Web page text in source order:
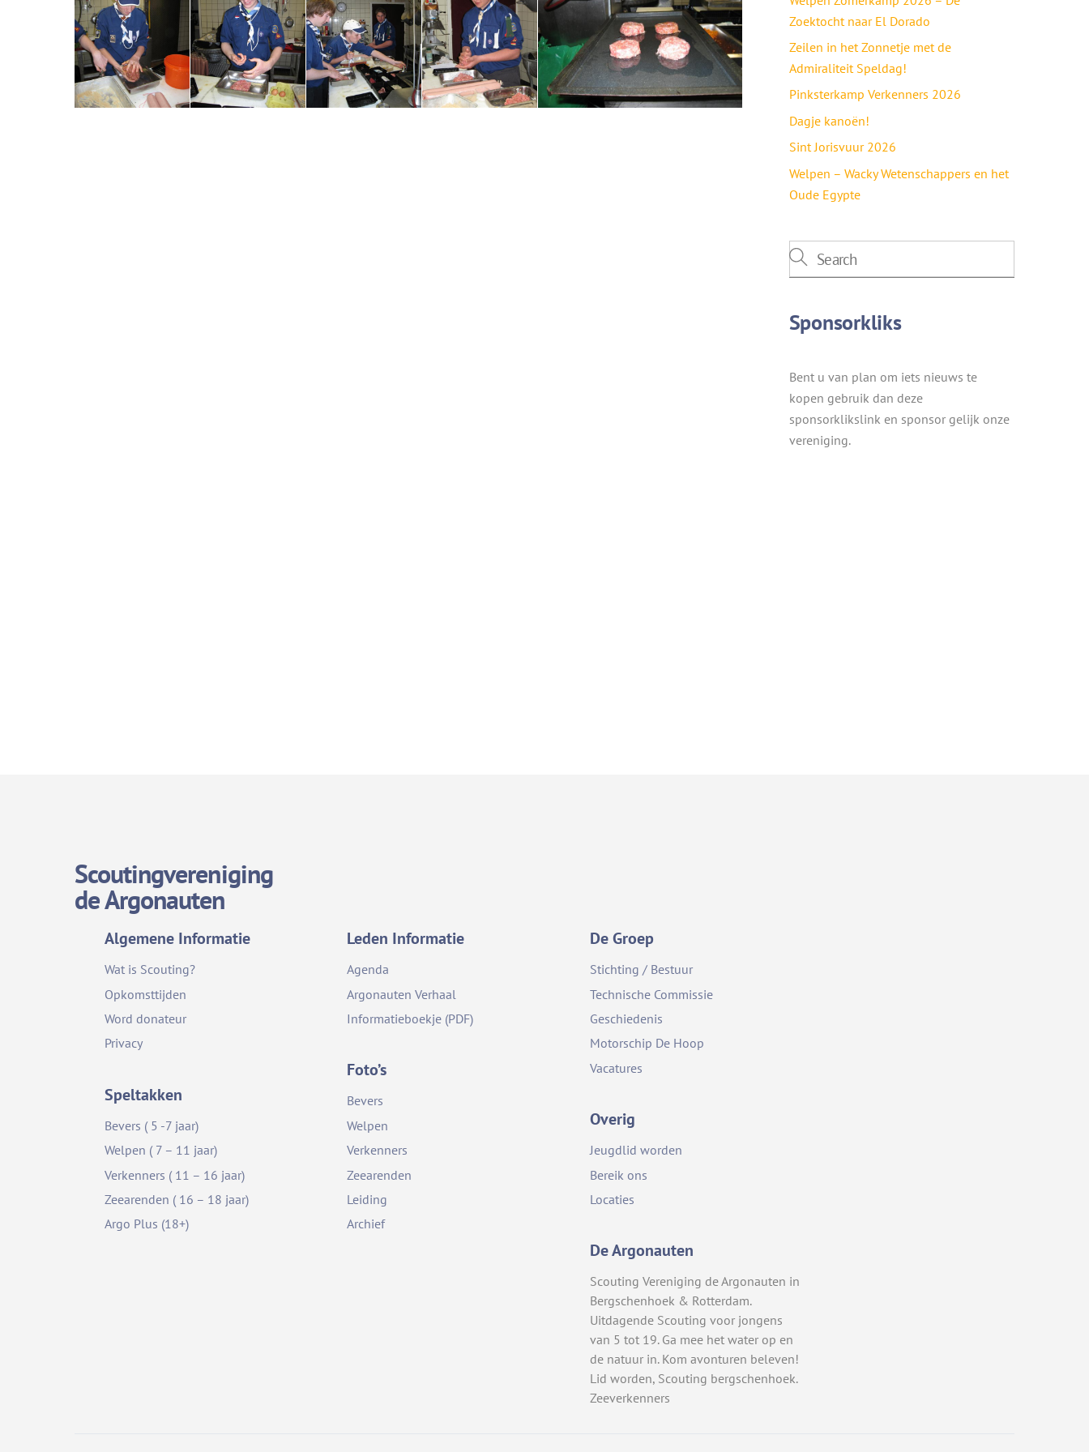
Zoektocht naar El Dorado
Zeilen in het Zonnetje met de
Admiraliteit Speldag!
Pinksterkamp Verkenners 2026
Dagje kanoën!
Sint Jorisvuur 2026
Welpen – Wacky Wetenschappers en het
Oude Egypte
Sponsorkliks
Bent u van plan om iets nieuws te
kopen gebruik dan deze
sponsorklikslink en sponsor gelijk onze
vereniging.
Scoutingvereniging
de Argonauten
Algemene Informatie
Wat is Scouting?
Opkomsttijden
Word donateur
Privacy
Speltakken
Bevers ( 5 -7 jaar)
Welpen ( 7 – 11 jaar)
Verkenners ( 11 – 16 jaar)
Zeearenden ( 16 – 18 jaar)
Argo Plus (18+)
Leden Informatie
Agenda
Argonauten Verhaal
Informatieboekje (PDF)
Foto’s
Bevers
Welpen
Verkenners
Zeearenden
Leiding
Archief
De Groep
Stichting / Bestuur
Technische Commissie
Geschiedenis
Motorschip De Hoop
Vacatures
Overig
Jeugdlid worden
Bereik ons
Locaties
De Argonauten
Scouting Vereniging de Argonauten in
Bergschenhoek & Rotterdam.
Uitdagende Scouting voor jongens
van 5 tot 19. Ga mee het water op en
de natuur in. Kom avonturen beleven!
Lid worden, Scouting bergschenhoek.
Zeeverkenners